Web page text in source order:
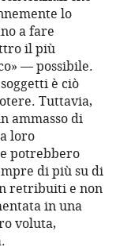
lo
a fare
il più
— possibile.
è ciò
Tuttavia,
ammasso di
loro
potrebbero
di più su di
retribuiti e non
in una
voluta,